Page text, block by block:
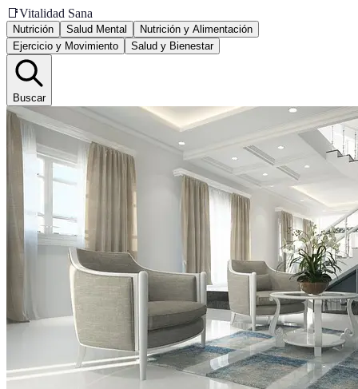
📑Vitalidad Sana
Nutrición Salud Mental
Nutrición y Alimentación
Ejercicio y Movimiento
Salud y Bienestar
Buscar